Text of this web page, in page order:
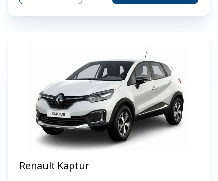
Renault Kaptur